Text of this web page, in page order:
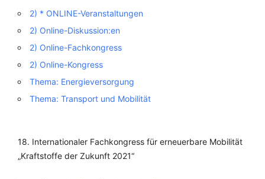
2) * ONLINE-Veranstaltungen
2) Online-Diskussion:en
2) Online-Fachkongress
2) Online-Kongress
Thema: Energieversorgung
Thema: Transport und Mobilität
18. Internationaler Fachkongress für erneuerbare Mobilität
„Kraftstoffe der Zukunft 2021“